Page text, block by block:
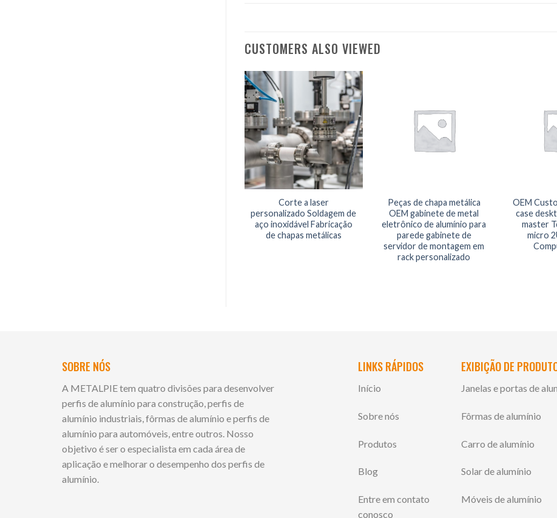
CUSTOMERS ALSO VIEWED
Corte a laser
personalizado Soldagem de
aço inoxidável Fabricação
de chapas metálicas
Peças de chapa metálica
OEM gabinete de metal
eletrônico de alumínio para
parede gabinete de
servidor de montagem em
rack personalizado
OEM
case
master
micro
SOBRE NÓS
A METALPIE tem quatro divisões para desenvolver
perfis de alumínio para construção, perfis de
alumínio industriais, fôrmas de alumínio e perfis de
alumínio para automóveis, entre outros. Nosso
objetivo é ser o especialista em cada área de
aplicação e melhorar o desempenho dos perfis de
alumínio.
LINKS RÁPIDOS
Início
Sobre nós
Produtos
Blog
Entre em contato
conosco
EXIBIÇÃO DE
Janelas e portas de
Fôrmas de alumínio
Carro de alumínio
Solar de alumínio
Móveis de alumínio